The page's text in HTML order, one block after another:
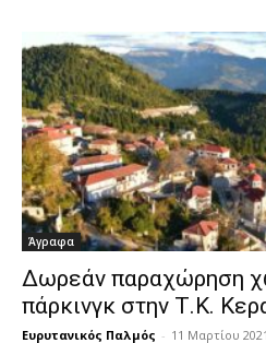
Άγραφα
Δωρεάν παραχώρηση
πάρκινγκ στην Τ.Κ.
Ευρυτανικός Παλμός - 11 Μαρτίου 2021